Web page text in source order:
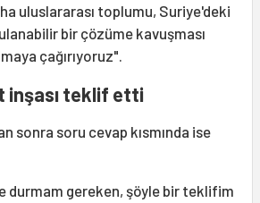
uluslararası toplumu, Suriye'deki
bir çözüme kavuşması
çağırıyoruz".
inşası teklif etti
sonra soru cevap kısmında ise
durmam gereken, şöyle bir teklifim